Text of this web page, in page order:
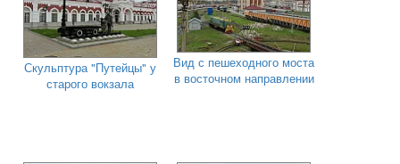
Скульптура "Путейцы" у
старого вокзала
Вид с пешеходного моста
в восточном направлении